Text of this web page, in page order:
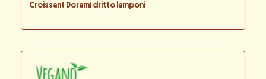
Croissant Doramì dritto lamponi